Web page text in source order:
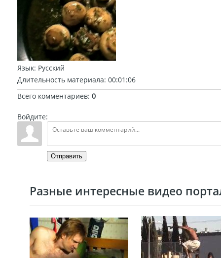
Язык: Русский
Длительность материала: 00:01:06
Всего комментариев: 0
Войдите:
Отправить
Разные интересные видео